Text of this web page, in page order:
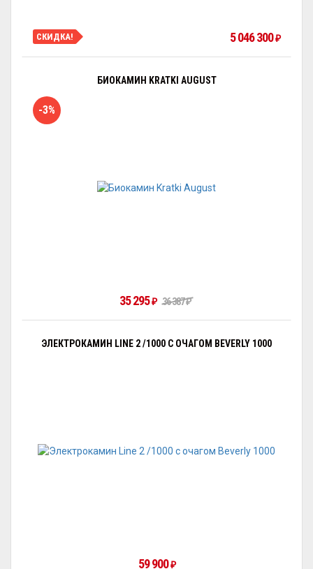
СКИДКА! 5 046 300 ₽
БИОКАМИН KRATKI AUGUST
-3%
35 295 ₽ 36 387₽
ЭЛЕКТРОКАМИН LINE 2 /1000 С ОЧАГОМ BEVERLY 1000
59 900 ₽